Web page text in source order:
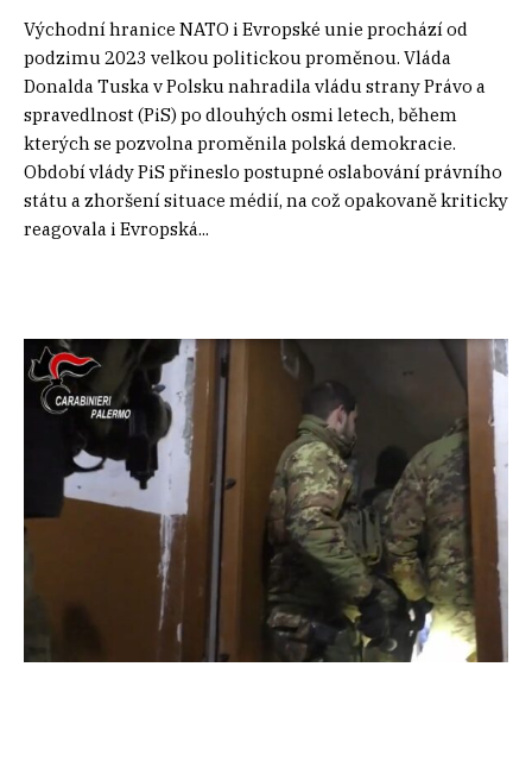
Východní hranice NATO i Evropské unie prochází od
podzimu 2023 velkou politickou proměnou. Vláda
Donalda Tuska v Polsku nahradila vládu strany Právo a
spravedlnost (PiS) po dlouhých osmi letech, během
kterých se pozvolna proměnila polská demokracie.
Období vlády PiS přineslo postupné oslabování právního
státu a zhoršení situace médií, na což opakovaně kriticky
reagovala i Evropská...